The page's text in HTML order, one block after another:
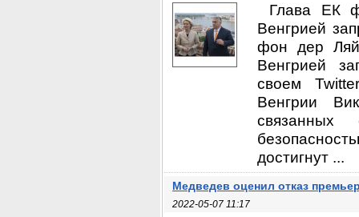
Глава ЕК
Венгрией
фон дер
Венгрией
своем
Венгрии
связанных
достигнут ...
Медведев оценил отказ
2022-05-07 11:17